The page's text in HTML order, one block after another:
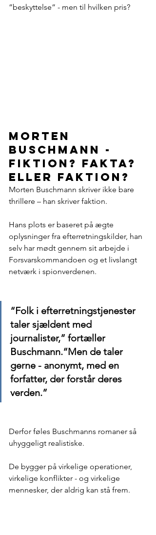
”beskyttelse” - men til hvilken pris?
Morten
Buschmann -
Fiktion? Fakta?
Eller faktion?
Morten Buschmann skriver ikke bare
thrillere – han skriver faktion.
Hans plots er baseret på ægte
oplysninger fra efterretningskilder, han
selv har mødt gennem sit arbejde i
Forsvarskommandoen og et livslangt
netværk i spionverdenen.
“Folk i efterretningstjenester
taler sjældent med
journalister,” fortæller
Buschmann.“Men de taler
gerne - anonymt, med en
forfatter, der forstår deres
verden.”
Derfor føles Buschmanns romaner så
uhyggeligt realistiske.
De bygger på virkelige operationer,
virkelige konflikter - og virkelige
mennesker, der aldrig kan stå frem.